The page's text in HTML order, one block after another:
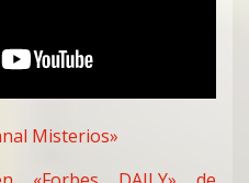
Misterios»